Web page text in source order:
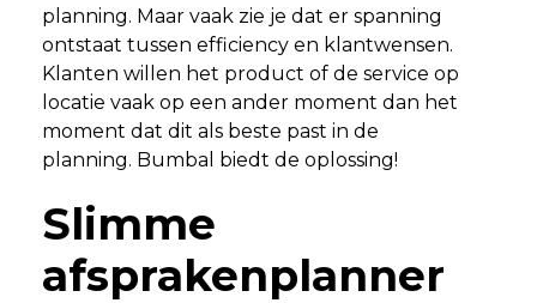
planning. Maar vaak zie je dat er spanning
ontstaat tussen efficiency en klantwensen.
Klanten willen het product of de service op
locatie vaak op een ander moment dan het
moment dat dit als beste past in de
planning. Bumbal biedt de oplossing!
Slimme
afsprakenplanner